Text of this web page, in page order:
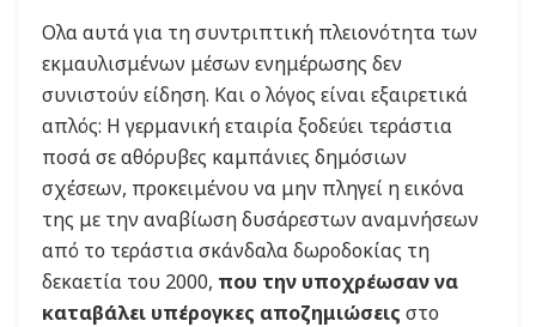
Ολα αυτά για τη συντριπτική πλειονότητα των
εκμαυλισμένων μέσων ενημέρωσης δεν
συνιστούν είδηση. Και ο λόγος είναι εξαιρετικά
απλός: Η γερμανική εταιρία ξοδεύει τεράστια
ποσά σε αθόρυβες καμπάνιες δημόσιων
σχέσεων, προκειμένου να μην πληγεί η εικόνα
της με την αναβίωση δυσάρεστων αναμνήσεων
από το τεράστια σκάνδαλα δωροδοκίας τη
δεκαετία του 2000, που την υποχρέωσαν να
καταβάλει υπέρογκες αποζημιώσεις στο